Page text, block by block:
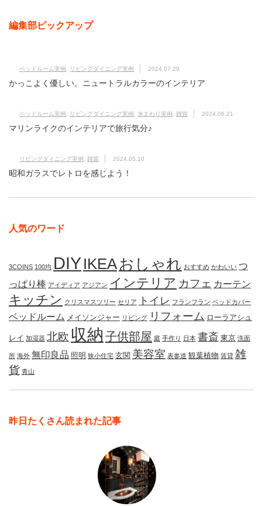
編集部ピックアップ
ベッドルーム実例 リビングダイニング実例 2024.07.29
かっこよく優しい。ニュートラルカラーのインテリア
ベッドルーム実例 リビングダイニング実例 水まわり実例 雑貨 2024.06.21
マリンライクのインテリアで旅行気分♪
リビングダイニング実例 雑貨 2024.05.10
昭和ガラスでレトロを感じよう！
人気のワード
3COINS 100均 DIYIKEAおしゃれ おすすめ かわいい つ
っぱり棒 アイディア アジアン インテリア カフェ カーテン
キッチン クリスマスツリー セリア トイレ フランフラン ベッドカバー
ベッドルーム メイソンジャー リビング リフォーム ローラアシュ
レイ 加湿器 北欧 収納 子供部屋 庭 手作り 日本 書斎 東京 洗面
所 海外 無印良品 照明 狭小住宅 玄関 美容室 表参道 観葉植物 賃貸 雑
貨 青山
昨日たくさん読まれた記事